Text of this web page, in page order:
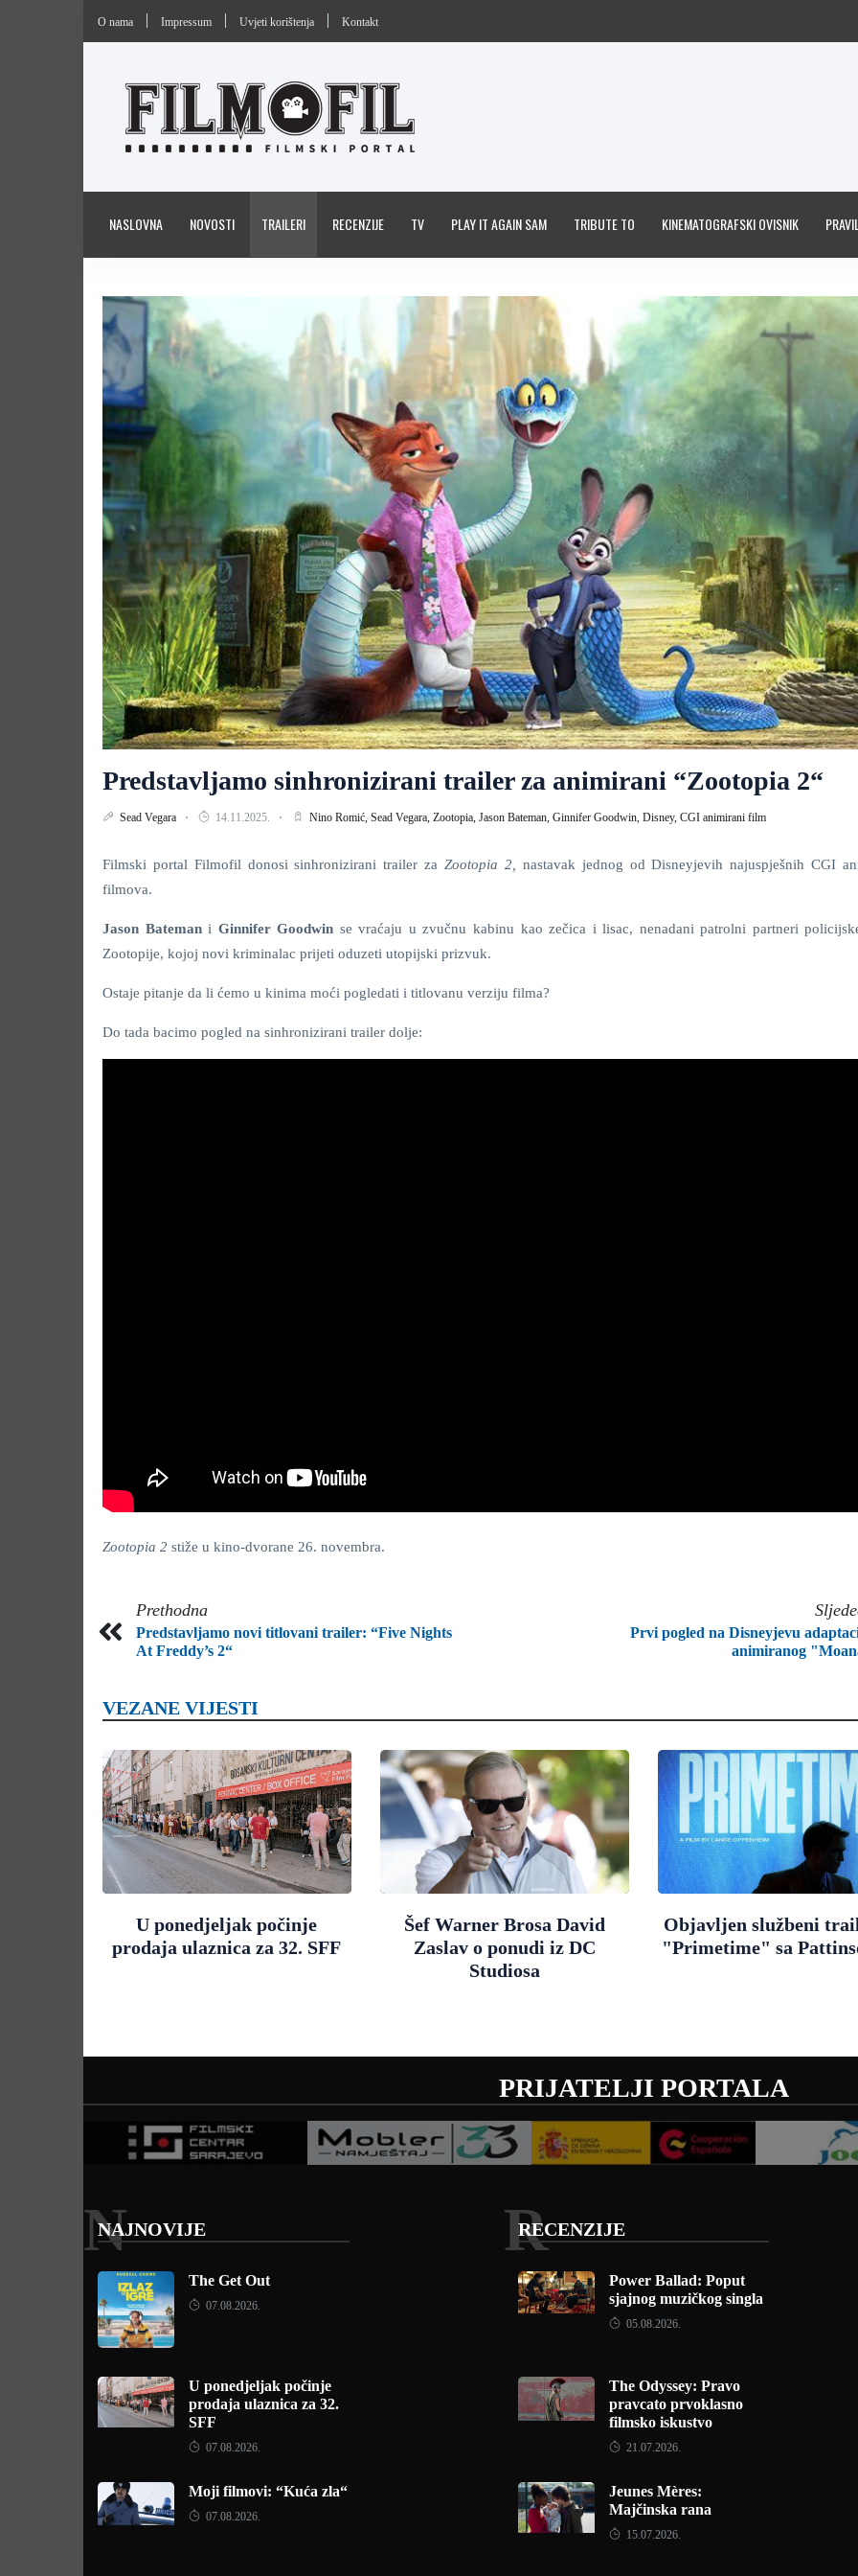
O nama Impressum Uvjeti korištenja Kontakt
NASLOVNA NOVOSTI TRAILERI RECENZIJE TV PLAY IT AGAIN SAM TRIBUTE TO KINEMATOGRAFSKI OVISNIK
Predstavljamo sinhronizirani trailer za animirani “Zootopia 2“
Sead Vegara 14.11.2025. Nino Romić, Sead Vegara, Zootopia, Jason Bateman, Ginnifer Goodwin, Disney, CGI animirani film
Filmski portal Filmofil donosi sinhronizirani trailer zaZootopia 2, nastavak jednog od Disneyjevih najuspješnih CGI
filmova.
Jason Batemani Ginnifer Goodwin se vraćaju u zvučnu kabinu kao zečica i lisac, nenadani patrolni partneri
Zootopije, kojoj novi kriminalac prijeti oduzeti utopijski prizvuk.
Ostaje pitanje da li ćemo u kinima moći pogledati i titlovanu verziju filma?
Do tada bacimo pogled na sinhronizirani trailer dolje:
Zootopia 2 stiže u kino-dvorane 26. novembra.
Prethodna
Predstavljamo novi titlovani trailer: “Five Nights
At Freddy’s 2“
Prvi pogled na Disneyjevu
animiranog
VEZANE VIJESTI
U ponedjeljak počinje
prodaja ulaznica za 32. SFF
Šef Warner Brosa David
Zaslav o ponudi iz DC
Studiosa
Objavljen službeni
"Primetime" sa
PRIJATELJI PORTALA
NAJNOVIJE
N
The Get Out
07.08.2026.
U ponedjeljak počinje
prodaja ulaznica za 32.
SFF
07.08.2026.
Moji filmovi: “Kuća zla“
07.08.2026.
RECENZIJE
R
Power Ballad: Poput
sjajnog muzičkog singla
05.08.2026.
The Odyssey: Pravo
pravcato prvoklasno
filmsko iskustvo
21.07.2026.
Jeunes Mères:
Majčinska rana
15.07.2026.